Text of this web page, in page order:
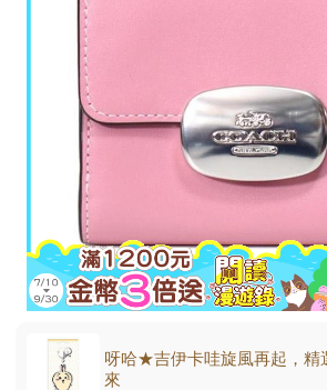
呀哈★吉伊卡哇旋風再起，精
來